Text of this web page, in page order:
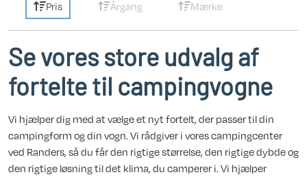
Pris Årgang Mærke
Se vores store udvalg af
fortelte til campingvogne
Vi hjælper dig med at vælge et nyt fortelt, der passer til din
campingform og din vogn. Vi rådgiver i vores campingcenter
ved Randers, så du får den rigtige størrelse, den rigtige dybde og
den rigtige løsning til det klima, du camperer i. Vi hjælper